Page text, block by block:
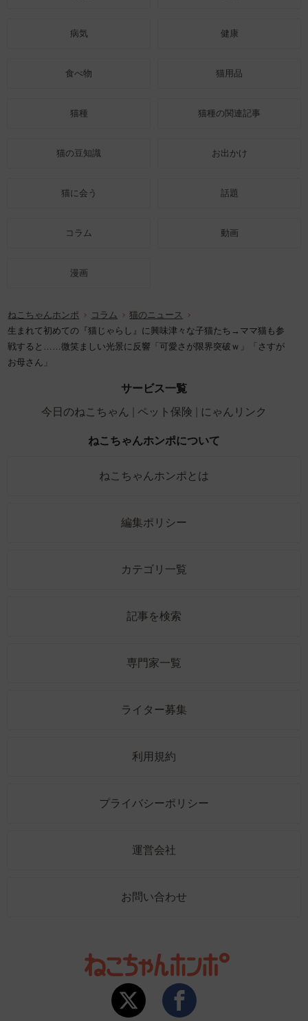
病気 健康
食べ物 猫用品
猫種 猫種の関連記事
猫の豆知識 お出かけ
猫に会う 話題
コラム 動画
漫画
ねこちゃんホンポ コラム
猫のニュース
生まれて初めての『猫じゃらし』に興味津々な子猫たち→ママ猫も参
戦すると……微笑ましい光景に反響「可愛さが限界突破ｗ」「さすが
お母さん」
サービス一覧
今日のねこちゃん
ペット保険 にゃんリンク
ねこちゃんホンポについて
ねこちゃんホンポとは
編集ポリシー
カテゴリ一覧
記事を検索
専門家一覧
ライター募集
利用規約
プライバシーポリシー
運営会社
お問い合わせ